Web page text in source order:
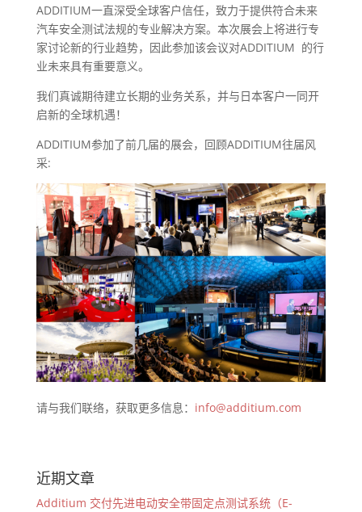
ADDITIUM一直深受全球客户信任，致力于提供符合未来
汽车安全测试法规的专业解决方案。本次展会上将进行专
家讨论新的行业趋势，因此参加该会议对ADDITIUM 的行
业未来具有重要意义。
我们真诚期待建立长期的业务关系，并与日本客户一同开
启新的全球机遇！
ADDITIUM参加了前几届的展会，回顾ADDITIUM往届风
采:
请与我们联络，获取更多信息： info@additium.com
近期文章
Additium 交付先进电动安全带固定点测试系统（E-